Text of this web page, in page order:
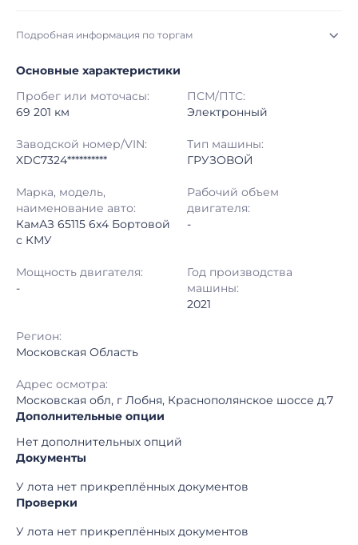
Подробная информация по торгам
Начало торгов: 06.08.2026, 09:08 МСК
Конец торгов: 13.08.2026, 09:08 МСК
Тип аукциона: Открытые торги
Шаг торгов: 50 000 ₽
Кол-во ставок:
Регион: Московская Область
Основные характеристики
Пробег или моточасы:
69 201 км
ПСМ/ПТС:
Электронный
Заводской номер/VIN:
XDC7324**********
Тип машины:
ГРУЗОВОЙ
Марка, модель,
наименование авто:
КамАЗ 65115 6x4 Бортовой
с КМУ
Рабочий объем
двигателя:
-
Мощность двигателя:
-
Год производства
машины:
2021
Регион:
Московская Область
Адрес осмотра:
Московская обл, г Лобня, Краснополянское шоссе д.7
Дополнительные опции
Нет дополнительных опций
Документы
У лота нет прикреплённых документов
Проверки
У лота нет прикреплённых документов